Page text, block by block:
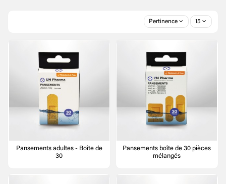
Pertinence 15
Pansements adultes - Boîte de
30
Pansements boîte de 30 pièces
mélangés